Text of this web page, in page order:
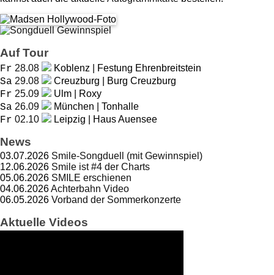
Auf Tour
Fr 28.08 Koblenz | Festung Ehrenbreitstein
Sa 29.08 Creuzburg | Burg Creuzburg
Fr 25.09 Ulm | Roxy
Sa 26.09 München | Tonhalle
Fr 02.10 Leipzig | Haus Auensee
News
03.07.2026 Smile-Songduell (mit Gewinnspiel)
12.06.2026 Smile ist #4 der Charts
05.06.2026 SMILE erschienen
04.06.2026Achterbahn Video
06.05.2026 Vorband der Sommerkonzerte
Aktuelle Videos